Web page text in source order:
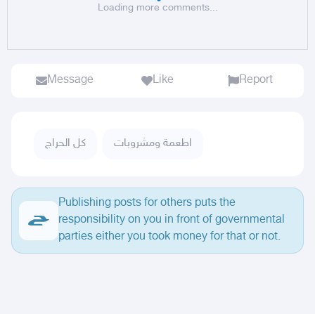
Loading more comments...
Message Like Report
كل الحراج اطعمة ومشروبات
Publishing posts for others puts the
responsibility on you in front of governmental
parties either you took money for that or not.